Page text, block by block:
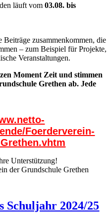
läuft vom 03.08. bis
zusammenkommen, die
– zum Beispiel für Projekte,
Veranstaltungen.
Moment Zeit und stimmen
Grethen ab. Jede
Foerderverein-
Unterstützung!
der Grundschule Grethen
Schuljahr 2024/25